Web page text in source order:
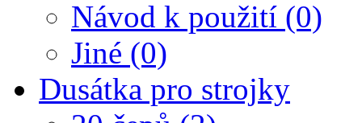
Návod k použití (0)
Jiné (0)
Dusátka pro strojky